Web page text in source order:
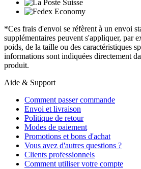
*Ces frais d'envoi se réfèrent à un envoi
supplémentaires peuvent s'appliquer, par
poids, de la taille ou des caractéristiques
informations sont indiquées directement
produit.
Aide & Support
Comment passer commande
Envoi et livraison
Politique de retour
Modes de paiement
Promotions et bons d'achat
Vous avez d'autres questions ?
Clients professionnels
Comment utiliser votre compte